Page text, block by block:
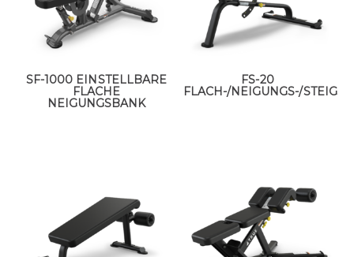
SF-1000 EINSTELLBARE
FLACHE
NEIGUNGSBANK
FS-20
FLACH-/NEIGUNGS-/